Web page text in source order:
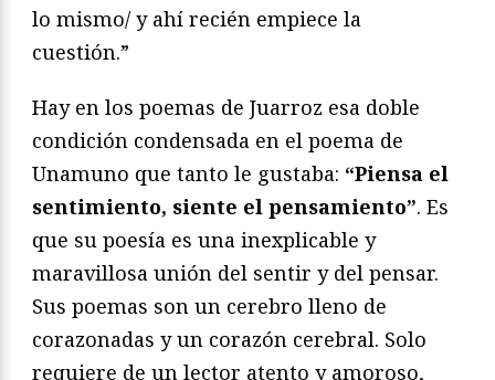
lo mismo/ y ahí recién empiece la
cuestión.”
Hay en los poemas de Juarroz esa doble
condición condensada en el poema de
Unamuno que tanto le gustaba: “Piensa el
sentimiento, siente el pensamiento”. Es
que su poesía es una inexplicable y
maravillosa unión del sentir y del pensar.
Sus poemas son un cerebro lleno de
corazonadas y un corazón cerebral. Solo
requiere de un lector atento y amoroso,